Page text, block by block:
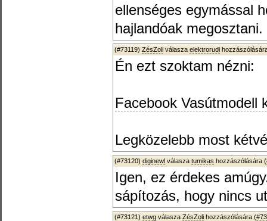
ellenséges egymással
hajlandóak megosztani.
(#73119) ZésZoli válasza elektrorudi
Én ezt szoktam nézni:
Facebook Vasútmodell
Legközelebb most
(#73120) diginewl válasza tumikas hozzászólására (
Igen, ez érdekes
sápítozás, hogy nincs
(#73121) etwg válasza ZésZoli hozzászólására (